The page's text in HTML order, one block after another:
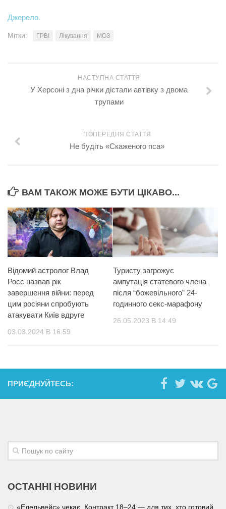
Джерело.
Мітки: ГРВІ Лікування МОЗ
НАСТУПНА СТАТТЯ
У Херсоні з дна річки дістали автівку з двома
трупами
ПОПЕРЕДНЯ СТАТТЯ
Не будіть «Скаженого пса»
ВАМ ТАКОЖ МОЖЕ БУТИ ЦІКАВО...
Відомий астролог Влад
Росс назвав рік
завершення війни: перед
цим росіяни спробують
атакувати Київ вдруге
03.03.2024 В 16:59
Туристу загрожує
ампутація статевого члена
після “божевільного” 24-
годинного секс-марафону
26.05.2023 В 14:49
ПРИЄДНУЙТЕСЬ:
ОСТАННІ НОВИНИ
«Едельвейс» чекає. Контракт 18–24 — для тих, хто готовий